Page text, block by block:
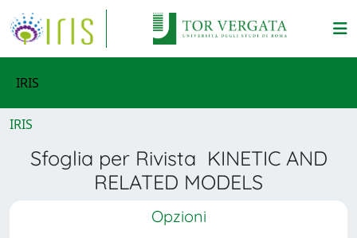
IRIS
IRIS
Sfoglia per Rivista KINETIC AND
RELATED MODELS
Opzioni